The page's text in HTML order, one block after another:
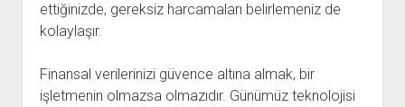
ettiğinizde, gereksiz harcamaları belirlemeniz de
kolaylaşır.
Finansal verilerinizi güvence altına almak, bir
işletmenin olmazsa olmazıdır. Günümüz teknolojisi